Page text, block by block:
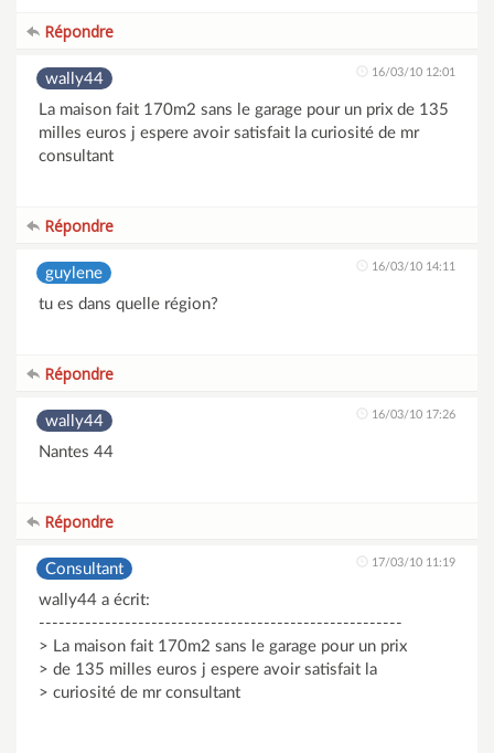
Répondre
wally44 16/03/10 12:01
La maison fait 170m2 sans le garage pour un prix de 135
milles euros j espere avoir satisfait la curiosité de mr
consultant
Répondre
guylene 16/03/10 14:11
tu es dans quelle région?
Répondre
wally44 16/03/10 17:26
Nantes 44
Répondre
Consultant 17/03/10 11:19
wally44 a écrit:
-------------------------------------------------------
> La maison fait 170m2 sans le garage pour un prix
> de 135 milles euros j espere avoir satisfait la
> curiosité de mr consultant